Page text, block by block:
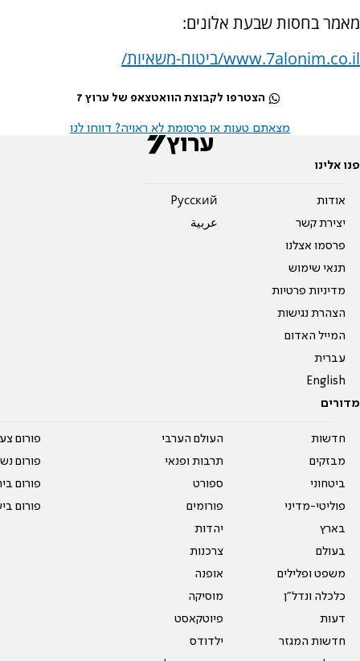
מאמר בחסות שבעת אלונים:
www.7alonim.co.il/ביטוח-משאיות/
הצטרפו לקבוצת הוואטצאפ של ערוץ 7
מצאתם טעות או פרסומת לא ראויה? דווחו לנו
פנו אלינו
אודות
יצירת קשר
פרסמו אצלנו
תנאי שימוש
מדיניות פרטיות
הצהרת נגישות
המייל האדום
עברית
English
Pусский
عربية
מדורים
חדשות
מבזקים
ביטחוני
פוליטי-מדיני
בארץ
בעולם
משפט ופלילים
כלכלה ונדל"ן
דעות
חדשות המגזר
העולם הערבי
תרבות ופנאי
ספורט
פורומים
יהדות
צרכנות
אופנה
מוסיקה
פיוטקאסט
ילדודס
פורום
פורום
פורום
פורום